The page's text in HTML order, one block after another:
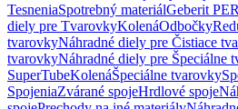
TesneniaSpotrebný materiálGeberit PE
diely pre TvarovkyKolenáOdbočky
tvarovkyNáhradné diely pre Čistiace
tvarovkyNáhradné diely pre Špeciálne
SuperTubeKolenáŠpeciálne tvarovky
SpojeniaZvárané spojeHrdlové spoje